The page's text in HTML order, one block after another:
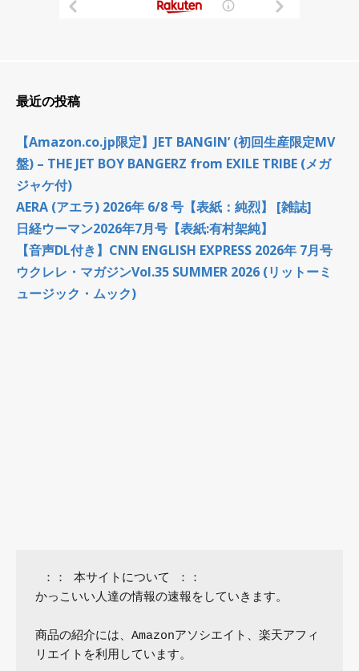
最近の投稿
【Amazon.co.jp限定】JET BANGIN’ (初回生産限定MV
盤) – THE JET BOY BANGERZ from EXILE TRIBE (メガ
ジャケ付)
AERA (アエラ) 2026年 6/8 号【表紙：純烈】 [雑誌]
日経ウーマン2026年7月号【表紙:有村架純】
【音声DL付き】CNN ENGLISH EXPRESS 2026年 7月号
ウクレレ・マガジンVol.35 SUMMER 2026 (リットーミ
ュージック・ムック)
かっこいい人達の情報の速報をしていきます。
商品の紹介には、Amazonアソシエイト、楽天アフィ
リエイトを利用しています。